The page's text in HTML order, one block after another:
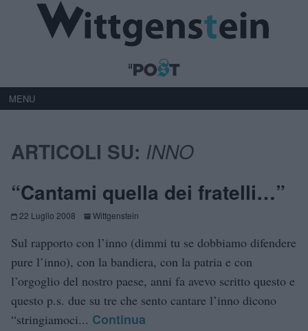
MENU
ARTICOLI SU: INNO
“Cantami quella dei fratelli…”
22 Luglio 2008 Wittgenstein
Sul rapporto con l’inno (dimmi tu se dobbiamo difendere
pure l’inno), con la bandiera, con la patria e con
l’orgoglio del nostro paese, anni fa avevo scritto questo e
questo p.s. due su tre che sento cantare l’inno dicono
“stringiamoci... Continua